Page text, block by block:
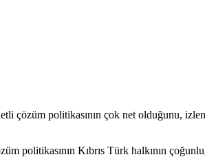
çözüm politikasının çok net olduğunu,
politikasının Kıbrıs Türk halkının